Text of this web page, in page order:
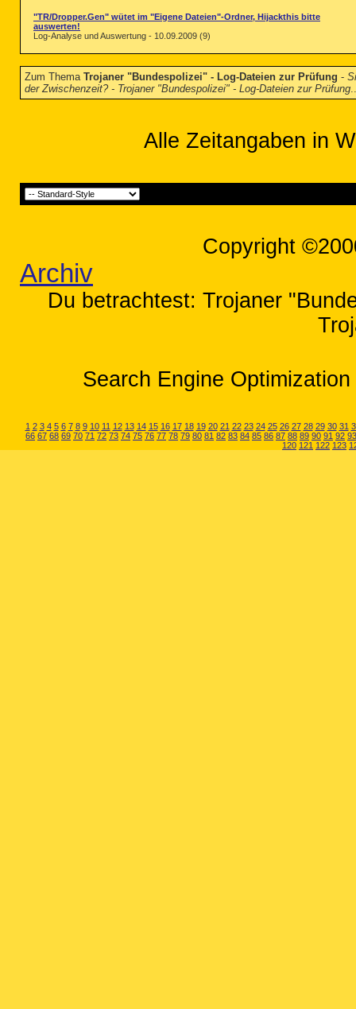
"TR/Dropper.Gen" wütet im "Eigene Dateien"-Ordner, Hijackthis bitte
auswerten!
Log-Analyse und Auswertung - 10.09.2009 (9)
Zum Thema Trojaner "Bundespolizei" - Log-Dateien zur Prüfung -
der Zwischenzeit? - Trojaner "Bundespolizei" - Log-Dateien zur Prüfung
Alle Zeitangaben in
Copyright
Archiv
Du betrachtest: Trojaner
Search Engine
1 2 3 4 5 6 7 8 9 10 11 12 13 14 15 16 17 18 19 20 21 22 23 24 25 26 27 28 29 30 31
66 67 68 69 70 71 72 73 74 75 76 77 78 79 80 81 82 83 84 85 86 87 88 89 90 91 92 93
120 121 122 123